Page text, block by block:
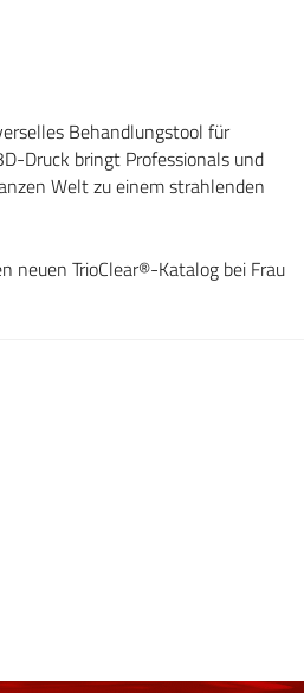
Behandlungstool für
Druck bringt Professionals und
Welt zu einem strahlenden
neuen TrioClear®-Katalog bei Frau